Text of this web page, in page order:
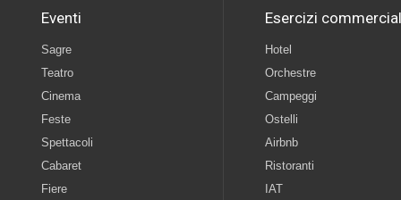
Eventi
Sagre
Teatro
Cinema
Feste
Spettacoli
Cabaret
Fiere
Esercizi
Hotel
Orchestre
Campeggi
Ostelli
Airbnb
Ristoranti
IAT